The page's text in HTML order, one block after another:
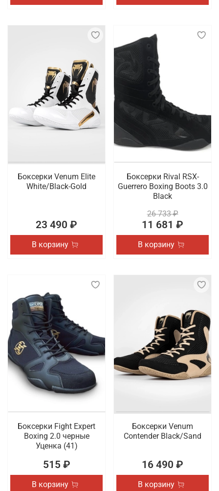
Боксерки Venum Elite
White/Black-Gold
23 490 ₽
В корзину
Боксерки Rival RSX-
Guerrero Boxing Boots 3.0
Black
26 733 ₽
11 681 ₽
В корзину
Боксерки Fight Expert
Boxing 2.0 черные
Уценка (41)
515 ₽
В корзину
Боксерки Venum
Contender Black/Sand
16 490 ₽
В корзину